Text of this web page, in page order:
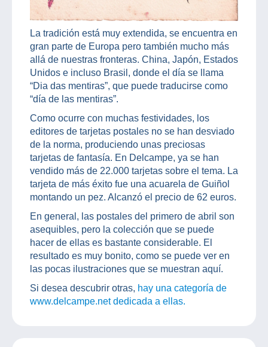
La tradición está muy extendida, se encuentra en
gran parte de Europa pero también mucho más
allá de nuestras fronteras. China, Japón, Estados
Unidos e incluso Brasil, donde el día se llama
“Dia das mentiras”, que puede traducirse como
“día de las mentiras”.
Como ocurre con muchas festividades, los
editores de tarjetas postales no se han desviado
de la norma, produciendo unas preciosas
tarjetas de fantasía. En Delcampe, ya se han
vendido más de 22.000 tarjetas sobre el tema. La
tarjeta de más éxito fue una acuarela de Guiñol
montando un pez. Alcanzó el precio de 62 euros.
En general, las postales del primero de abril son
asequibles, pero la colección que se puede
hacer de ellas es bastante considerable. El
resultado es muy bonito, como se puede ver en
las pocas ilustraciones que se muestran aquí.
Si desea descubrir otras, hay una categoría de
www.delcampe.net dedicada a ellas.